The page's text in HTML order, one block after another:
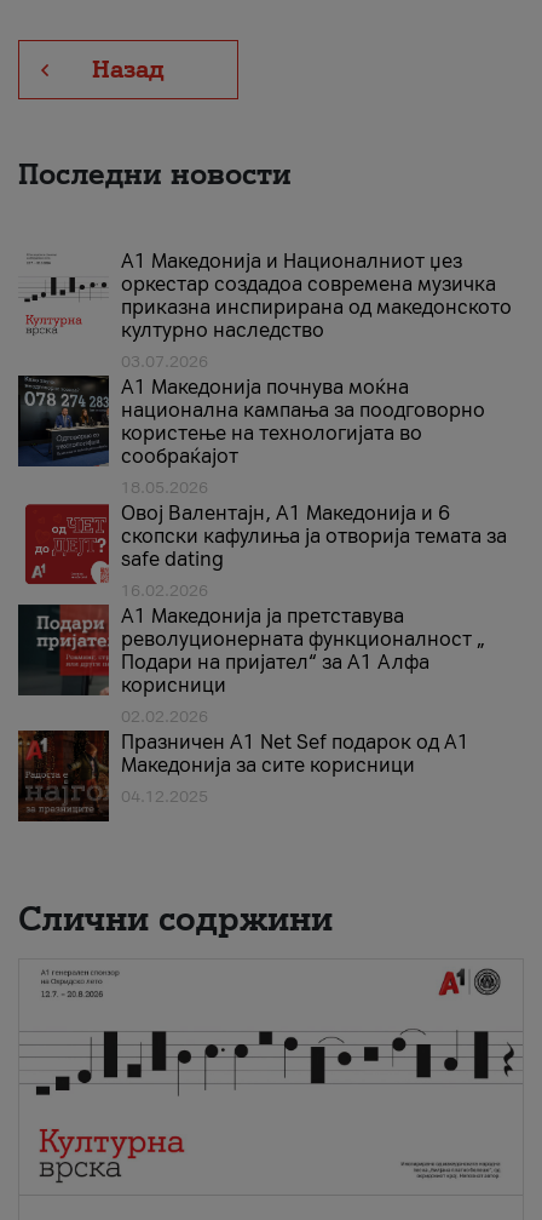
Назад
Последни новости
А1 Македонија и Националниот џез
оркестар создадоа современа музичка
приказна инспирирана од македонското
културно наследство
03.07.2026
A1 Македонија почнува моќна
национална кампања за поодговорно
користење на технологијата во
сообраќајот
18.05.2026
Овој Валентајн, A1 Македонија и 6
скопски кафулиња ја отворија темата за
safe dating
16.02.2026
А1 Македонија ја претставува
револуционерната функционалност „
Подари на пријател“ за А1 Алфа
корисници
02.02.2026
Празничен A1 Net Sеf подарок од А1
Македонија за сите корисници
04.12.2025
Слични содржини